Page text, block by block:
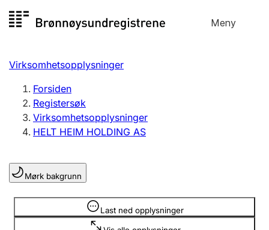
til
Meny
Registersøk
Aksjeselskap
Enkeltpersonforetak
Registrere, endre, slette
Lag og forening
Registrere, endre, slette
Virksomhetsopplysninger
Forsiden
Registersøk
Virksomhetsopplysninger
HELT HEIM HOLDING AS
Mørk bakgrunn
Last ned opplysninger
Opplysninger er skjult